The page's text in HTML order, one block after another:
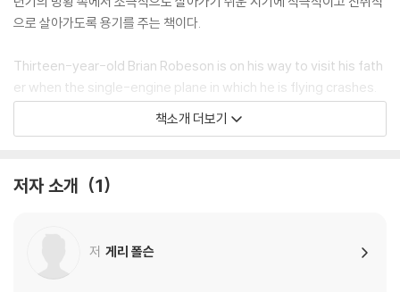
으로 살아가도록 용기를 주는 책이다.
Thirteen-year-old Brian Robeson is on his way to visit his fath
er when the single-engine plane in which he is flying crashes.
Suddenly, Brian finds himself alone in the Canadian wilderness
with nothing but a tattered Windbreaker and the hatchet his
has been tearing him apart since his parent's divorce. But now
Brian has no time for anger, self pity, or despair -- it will take al
For twenty years Gary Paulsen's award-winning contemporar
책소개 더보기
저자 소개 1
저 게리 폴슨